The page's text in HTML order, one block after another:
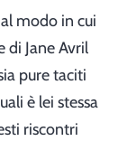
modo in cui
di Jane Avril
pure taciti
è lei stessa
riscontri